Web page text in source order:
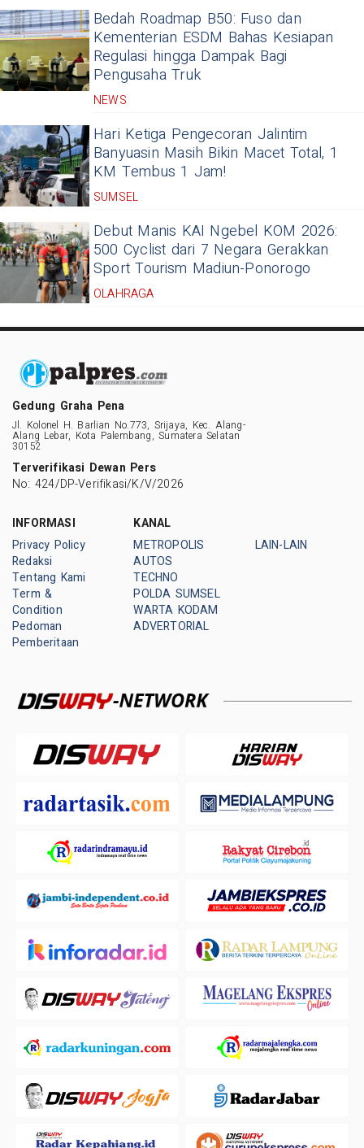
Bedah Roadmap B50: Fuso dan
Kementerian ESDM Bahas Kesiapan
Regulasi hingga Dampak Bagi
Pengusaha Truk
NEWS
Hari Ketiga Pengecoran Jalintim
Banyuasin Masih Bikin Macet Total, 1
KM Tembus 1 Jam!
SUMSEL
Debut Manis KAI Ngebel KOM 2026:
500 Cyclist dari 7 Negara Gerakkan
Sport Tourism Madiun-Ponorogo
OLAHRAGA
Gedung Graha Pena
Jl. Kolonel H. Barlian No.773, Srijaya, Kec. Alang-
Alang Lebar, Kota Palembang, Sumatera Selatan
30152
Terverifikasi Dewan Pers
No: 424/DP-Verifikasi/K/V/2026
INFORMASI
Privacy Policy
Redaksi
Tentang Kami
Term &
Condition
Pedoman
Pemberitaan
KANAL
METROPOLIS
AUTOS
TECHNO
POLDA SUMSEL
WARTA KODAM
ADVERTORIAL
LAIN-LAIN